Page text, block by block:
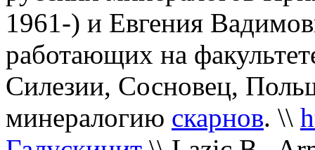
1961-) и Евгения
работающих на
Силезии, Сосновец,
минералогию скарнов. \\